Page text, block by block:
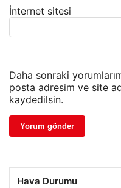
İnternet sitesi
Daha sonraki
posta adresim ve site
kaydedilsin.
Hava Durumu